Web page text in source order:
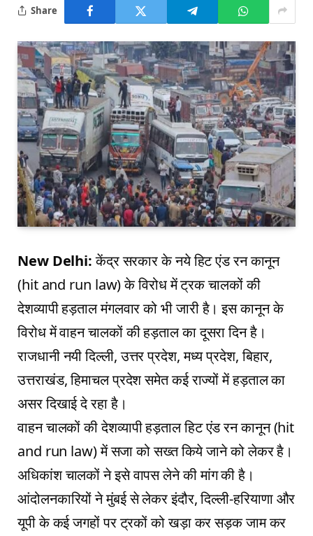
Share
New Delhi:केंद्र सरकार के नये हिट एंड रन कानून
(hit and run law) के विरोध में ट्रक चालकों की
देशव्यापी हड़ताल मंगलवार को भी जारी है। इस कानून के
विरोध में वाहन चालकों की हड़ताल का दूसरा दिन है।
राजधानी नयी दिल्ली, उत्तर प्रदेश, मध्य प्रदेश, बिहार,
उत्तराखंड, हिमाचल प्रदेश समेत कई राज्यों में हड़ताल का
असर दिखाई दे रहा है।
वाहन चालकों की देशव्यापी हड़ताल हिट एंड रन कानून (hit
and run law) में सजा को सख्त किये जाने को लेकर है।
अधिकांश चालकों ने इसे वापस लेने की मांग की है।
आंदोलनकारियों ने मुंबई से लेकर इंदौर, दिल्ली-हरियाणा और
यूपी के कई जगहों पर ट्रकों को खड़ा कर सड़क जाम कर